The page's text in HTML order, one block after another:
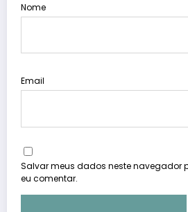
Nome
Email
Salvar meus dados neste navegador
eu comentar.